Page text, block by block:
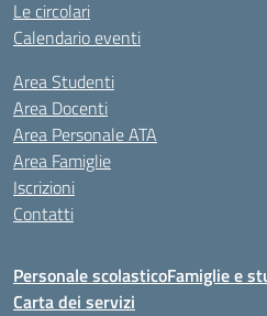
Le circolari
Calendario eventi
Area Studenti
Area Docenti
Area Personale ATA
Area Famiglie
Iscrizioni
Contatti
Personale scolasticoFamiglie e
Carta dei servizi